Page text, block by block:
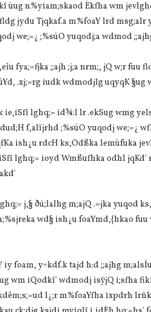
ùug n%yiam;skaod Èkfha wm
jydu Tjqkaf.a m%foaY lrd
we;=¿ ;%súO yuqodj;a wdmod
fya;=fjka ;;ajh ;j;a nrm;, jQ w;r fuu
.xj;=rg iudk wdmodjlg uqyqK §ug
ie,iSfï lghq;= id¾:l lr .ekSug wmg
f,alïjrhd ;%súO yuqodj we;=¿
ish¿u rdcH ks,Odßka lemùfuka
lghq;= ioyd Wmßufhka odhl
j,§ ðú;laIhg m;ajQ .=jka yuqod
wd§ ish¿u foaYmd,{hkao
iy foam, y÷kdf.k tajd h:d ;;ajhg
wm iQodkï' wdmodj isÿjQ i;sfha
l¿;r m%foaYfha ixpdrh